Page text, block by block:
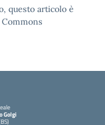
questo articolo è
Golgi